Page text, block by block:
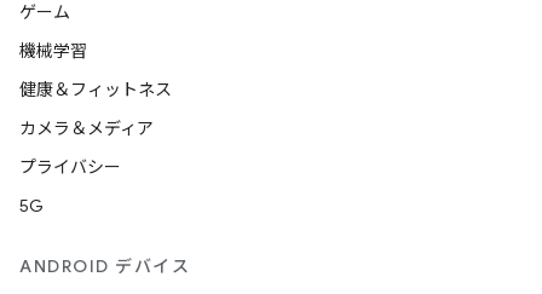
ゲーム
機械学習
健康＆フィットネス
カメラ＆メディア
プライバシー
5G
ANDROID デバイス